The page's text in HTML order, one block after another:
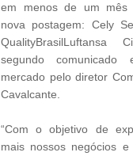
em menos de um mês
nova postagem: Cely
QualityBrasilLuftansa
segundo comunicado
mercado pelo diretor
Cavalcante.
“Com o objetivo de
mais nossos negócios